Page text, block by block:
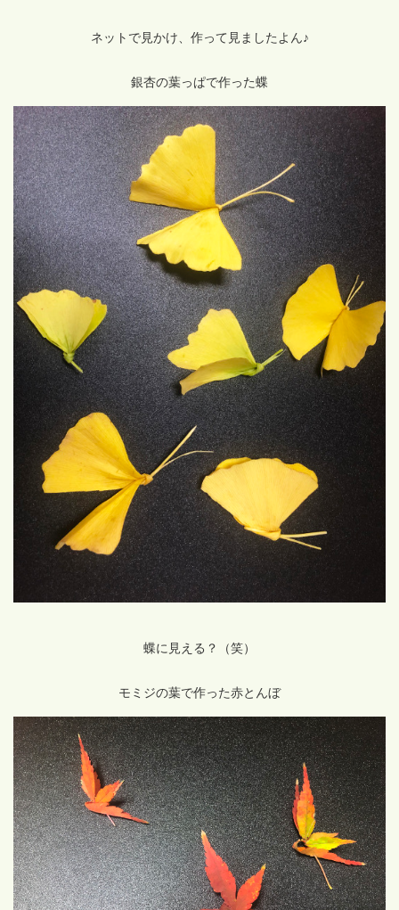
ネットで見かけ、作って見ましたよん♪
銀杏の葉っぱで作った蝶
蝶に見える？（笑）
モミジの葉で作った赤とんぼ